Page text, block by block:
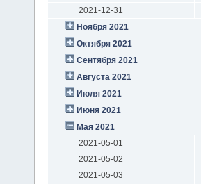
2021-12-31
Ноября 2021
Октября 2021
Сентября 2021
Августа 2021
Июля 2021
Июня 2021
Мая 2021
2021-05-01
2021-05-02
2021-05-03